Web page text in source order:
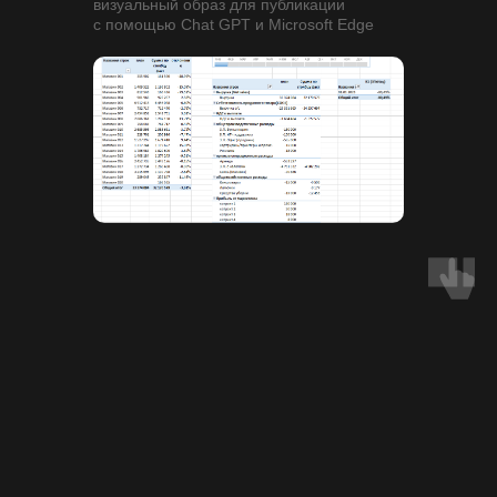
визуальный образ для публикации
с помощью Chat GPT и Microsoft Edge